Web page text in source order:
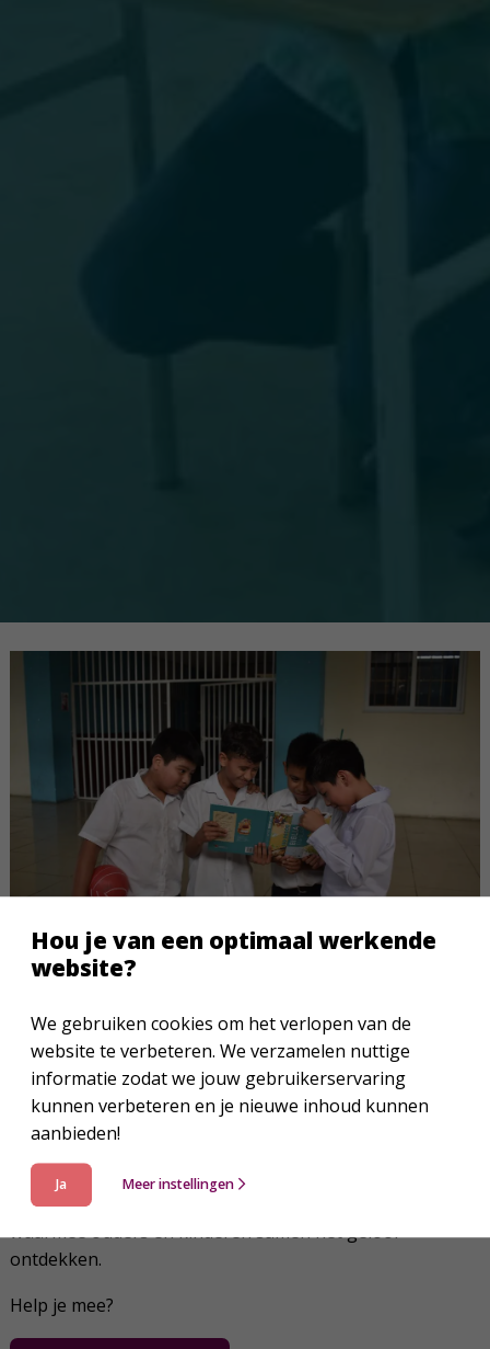
Midden Amerika
In Midden-Amerika groeien duizenden kinderen op
zonder Bijbel. Niet omdat ze niet willen lezen – maar
omdat hun gezin het niet kan betalen.
Voor slechts
€30 geef je 6 gezinnen een
Samenleesbijbel
waarmee ouders én kinderen samen het geloof
ontdekken.
Help je mee?
Hou je van een optimaal werkende
website?
We gebruiken cookies om het verlopen van de
website te verbeteren. We verzamelen nuttige
informatie zodat we jouw gebruikerservaring
kunnen verbeteren en je nieuwe inhoud kunnen
aanbieden!
Ja Meer instellingen